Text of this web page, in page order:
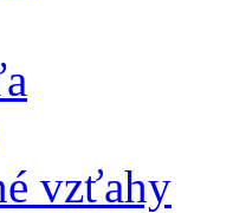
vzťahy